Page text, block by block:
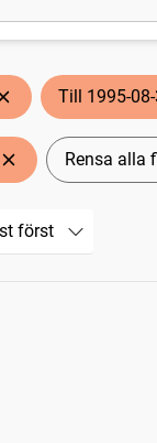
Till 1995-08-
Rensa alla